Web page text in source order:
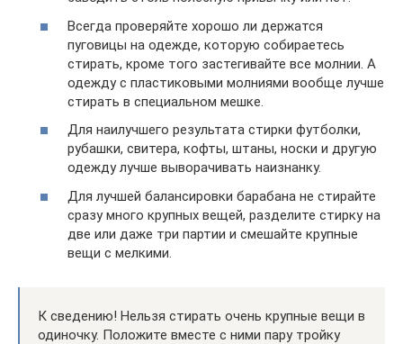
Всегда проверяйте хорошо ли держатся
пуговицы на одежде, которую собираетесь
стирать, кроме того застегивайте все молнии. А
одежду с пластиковыми молниями вообще лучше
стирать в специальном мешке.
Для наилучшего результата стирки футболки,
рубашки, свитера, кофты, штаны, носки и другую
одежду лучше выворачивать наизнанку.
Для лучшей балансировки барабана не стирайте
сразу много крупных вещей, разделите стирку на
две или даже три партии и смешайте крупные
вещи с мелкими.
К сведению! Нельзя стирать очень крупные вещи в
одиночку. Положите вместе с ними пару тройку